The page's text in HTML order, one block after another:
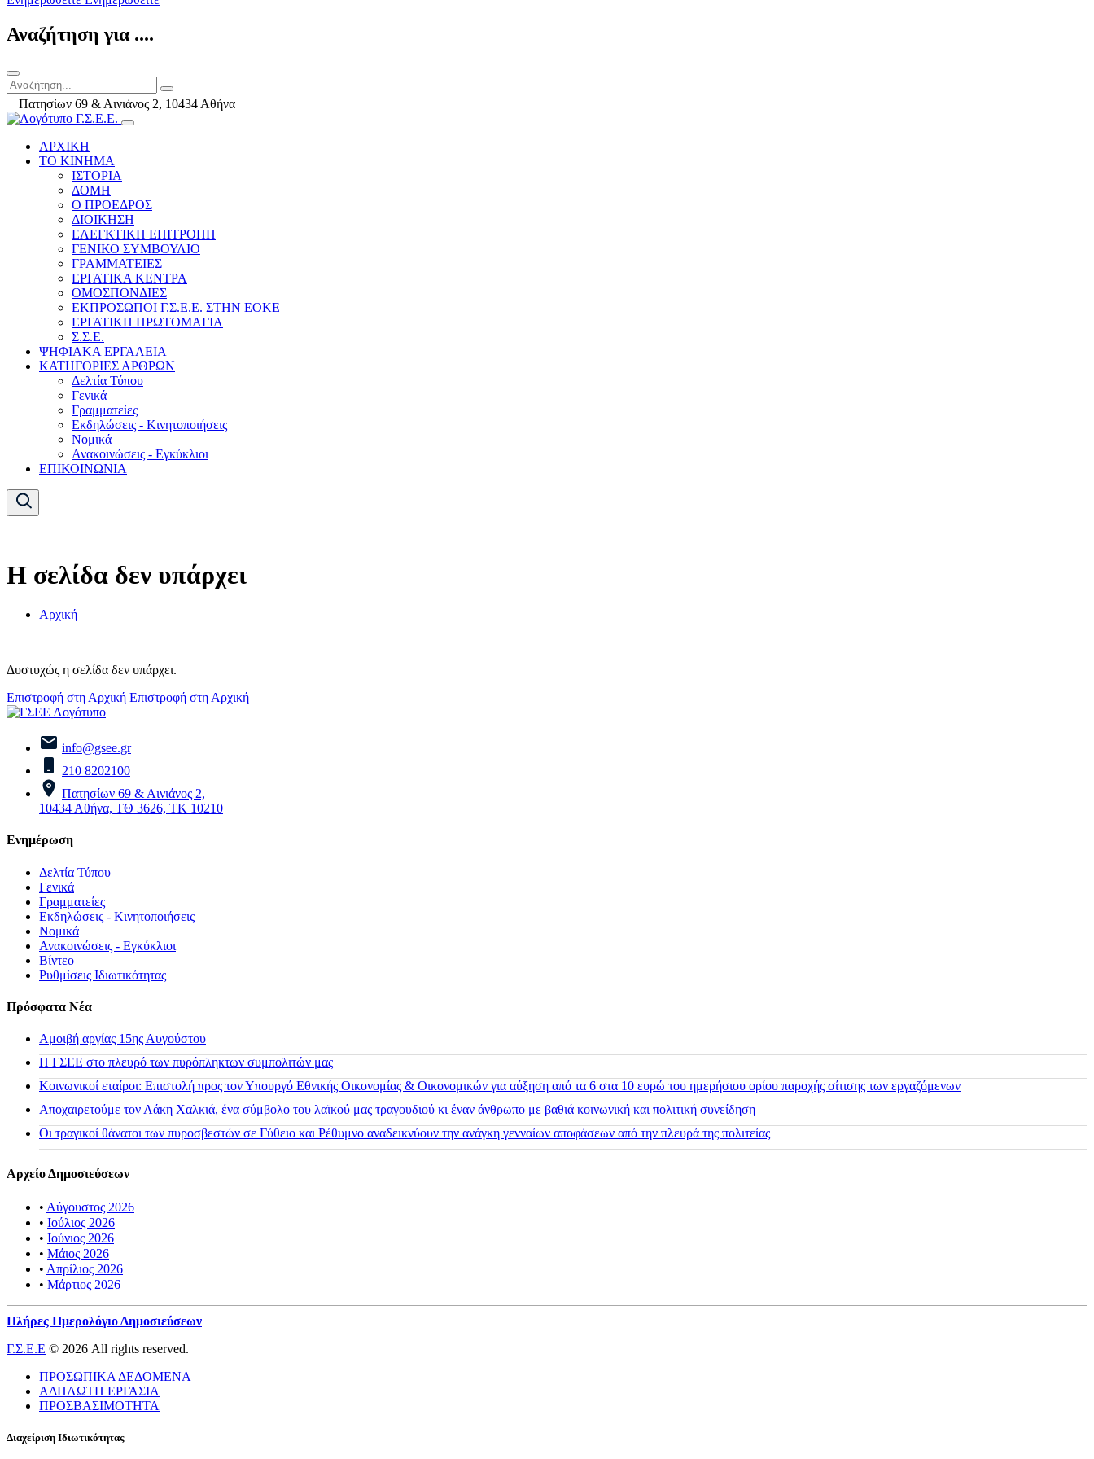
Αναζήτηση για ....
Πατησίων 69 & Αινιάνος 2, 10434 Αθήνα
ΑΡΧΙΚΗ
ΤΟ ΚΙΝΗΜΑ
ΙΣΤΟΡΙΑ
ΔΟΜΗ
Ο ΠΡΟΕΔΡΟΣ
ΔΙΟΙΚΗΣΗ
ΕΛΕΓΚΤΙΚΗ ΕΠΙΤΡΟΠΗ
ΓΕΝΙΚΟ ΣΥΜΒΟΥΛΙΟ
ΓΡΑΜΜΑΤΕΙΕΣ
ΕΡΓΑΤΙΚΑ ΚΕΝΤΡΑ
ΟΜΟΣΠΟΝΔΙΕΣ
ΕΚΠΡΟΣΩΠΟΙ Γ.Σ.Ε.Ε. ΣΤΗΝ ΕΟΚΕ
ΕΡΓΑΤΙΚΗ ΠΡΩΤΟΜΑΓΙΑ
Σ.Σ.Ε.
ΨΗΦΙΑΚΑ ΕΡΓΑΛΕΙΑ
ΚΑΤΗΓΟΡΙΕΣ ΑΡΘΡΩΝ
Δελτία Τύπου
Γενικά
Γραμματείες
Εκδηλώσεις - Κινητοποιήσεις
Νομικά
Ανακοινώσεις - Εγκύκλιοι
ΕΠΙΚΟΙΝΩΝΙΑ
Η σελίδα δεν υπάρχει
Αρχική
Δυστυχώς η σελίδα δεν υπάρχει.
Επιστροφή στη Αρχική Επιστροφή στη Αρχική
info@gsee.gr
210 8202100
Πατησίων 69 & Αινιάνος 2,
10434 Αθήνα, ΤΘ 3626, ΤΚ 10210
Ενημέρωση
Δελτία Τύπου
Γενικά
Γραμματείες
Εκδηλώσεις - Κινητοποιήσεις
Νομικά
Ανακοινώσεις - Εγκύκλιοι
Βίντεο
Ρυθμίσεις Ιδιωτικότητας
Πρόσφατα Νέα
Αμοιβή αργίας 15ης Αυγούστου
H ΓΣΕΕ στο πλευρό των πυρόπληκτων συμπολιτών μας
Κοινωνικοί εταίροι: Επιστολή προς τον Υπουργό Εθνικής Οικονομίας & Οικονομικών για αύξηση από τα 6 στα 10 ευρώ του ημερήσιου ορίου παροχής σίτισης των εργαζόμενων
Αποχαιρετούμε τον Λάκη Χαλκιά, ένα σύμβολο του λαϊκού μας τραγουδιού κι έναν άνθρωπο με βαθιά κοινωνική και πολιτική συνείδηση
Οι τραγικοί θάνατοι των πυροσβεστών σε Γύθειο και Ρέθυμνο αναδεικνύουν την ανάγκη γενναίων αποφάσεων από την πλευρά της πολιτείας
Αρχείο Δημοσιεύσεων
• Αύγουστος 2026
• Ιούλιος 2026
• Ιούνιος 2026
• Μάιος 2026
• Απρίλιος 2026
• Μάρτιος 2026
Πλήρες Ημερολόγιο Δημοσιεύσεων
Γ.Σ.Ε.Ε © 2026 All rights reserved.
ΠΡΟΣΩΠΙΚΑ ΔΕΔΟΜΕΝΑ
ΑΔΗΛΩΤΗ ΕΡΓΑΣΙΑ
ΠΡΟΣΒΑΣΙΜΟΤΗΤΑ
Διαχείριση Ιδιωτικότητας